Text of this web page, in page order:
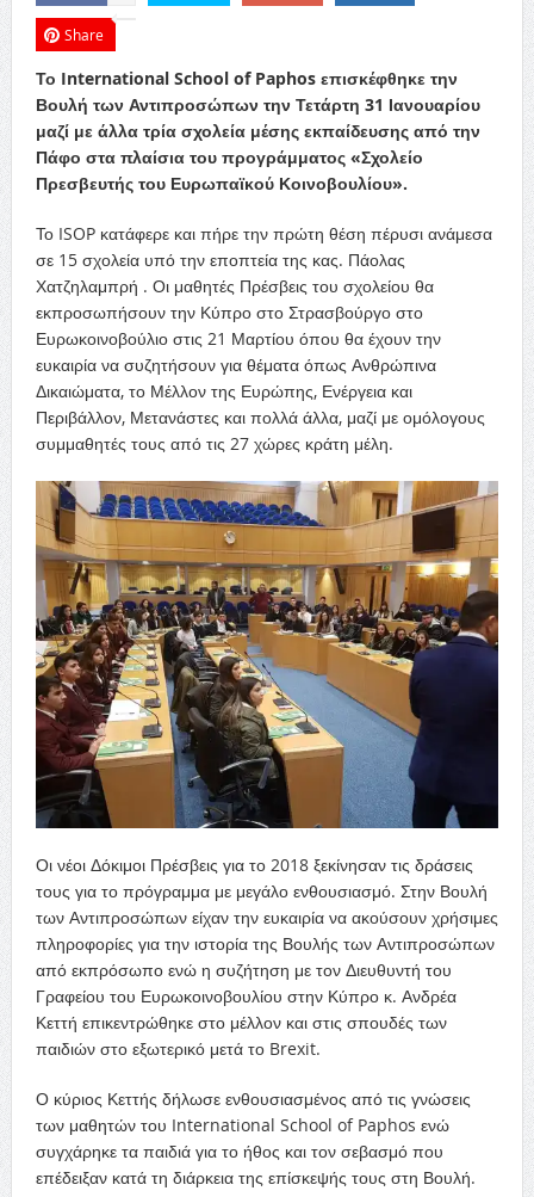
Share
Το International School of Paphos επισκέφθηκε την
Βουλή των Αντιπροσώπων την Τετάρτη 31 Ιανουαρίου
μαζί με άλλα τρία σχολεία μέσης εκπαίδευσης από την
Πάφο στα πλαίσια του προγράμματος «Σχολείο
Πρεσβευτής του Ευρωπαϊκού Κοινοβουλίου».
Το ISOP κατάφερε και πήρε την πρώτη θέση πέρυσι ανάμεσα
σε 15 σχολεία υπό την εποπτεία της κας. Πάολας
Χατζηλαμπρή . Οι μαθητές Πρέσβεις του σχολείου θα
εκπροσωπήσουν την Κύπρο στο Στρασβούργο στο
Ευρωκοινοβούλιο στις 21 Μαρτίου όπου θα έχουν την
ευκαιρία να συζητήσουν για θέματα όπως Ανθρώπινα
Δικαιώματα, το Μέλλον της Ευρώπης, Ενέργεια και
Περιβάλλον, Μετανάστες και πολλά άλλα, μαζί με ομόλογους
συμμαθητές τους από τις 27 χώρες κράτη μέλη.
Οι νέοι Δόκιμοι Πρέσβεις για το 2018 ξεκίνησαν τις δράσεις
τους για το πρόγραμμα με μεγάλο ενθουσιασμό. Στην Βουλή
των Αντιπροσώπων είχαν την ευκαιρία να ακούσουν χρήσιμες
πληροφορίες για την ιστορία της Βουλής των Αντιπροσώπων
από εκπρόσωπο ενώ η συζήτηση με τον Διευθυντή του
Γραφείου του Ευρωκοινοβουλίου στην Κύπρο κ. Ανδρέα
Κεττή επικεντρώθηκε στο μέλλον και στις σπουδές των
παιδιών στο εξωτερικό μετά το Brexit.
Ο κύριος Κεττής δήλωσε ενθουσιασμένος από τις γνώσεις
των μαθητών του International School of Paphos ενώ
συγχάρηκε τα παιδιά για το ήθος και τον σεβασμό που
επέδειξαν κατά τη διάρκεια της επίσκεψής τους στη Βουλή.